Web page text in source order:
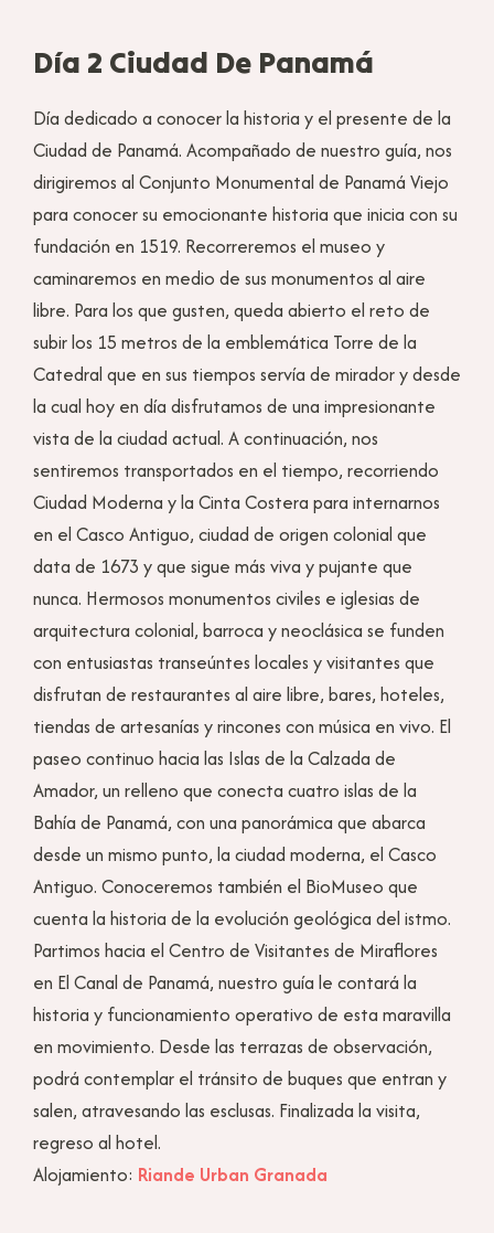
Día 2 Ciudad De Panamá
Día dedicado a conocer la historia y el presente de la
Ciudad de Panamá. Acompañado de nuestro guía, nos
dirigiremos al Conjunto Monumental de Panamá Viejo
para conocer su emocionante historia que inicia con su
fundación en 1519. Recorreremos el museo y
caminaremos en medio de sus monumentos al aire
libre. Para los que gusten, queda abierto el reto de
subir los 15 metros de la emblemática Torre de la
Catedral que en sus tiempos servía de mirador y desde
la cual hoy en día disfrutamos de una impresionante
vista de la ciudad actual. A continuación, nos
sentiremos transportados en el tiempo, recorriendo
Ciudad Moderna y la Cinta Costera para internarnos
en el Casco Antiguo, ciudad de origen colonial que
data de 1673 y que sigue más viva y pujante que
nunca. Hermosos monumentos civiles e iglesias de
arquitectura colonial, barroca y neoclásica se funden
con entusiastas transeúntes locales y visitantes que
disfrutan de restaurantes al aire libre, bares, hoteles,
tiendas de artesanías y rincones con música en vivo. El
paseo continuo hacia las Islas de la Calzada de
Amador, un relleno que conecta cuatro islas de la
Bahía de Panamá, con una panorámica que abarca
desde un mismo punto, la ciudad moderna, el Casco
Antiguo. Conoceremos también el BioMuseo que
cuenta la historia de la evolución geológica del istmo.
Partimos hacia el Centro de Visitantes de Miraflores
en El Canal de Panamá, nuestro guía le contará la
historia y funcionamiento operativo de esta maravilla
en movimiento. Desde las terrazas de observación,
podrá contemplar el tránsito de buques que entran y
salen, atravesando las esclusas. Finalizada la visita,
regreso al hotel.
Alojamiento: Riande Urban Granada